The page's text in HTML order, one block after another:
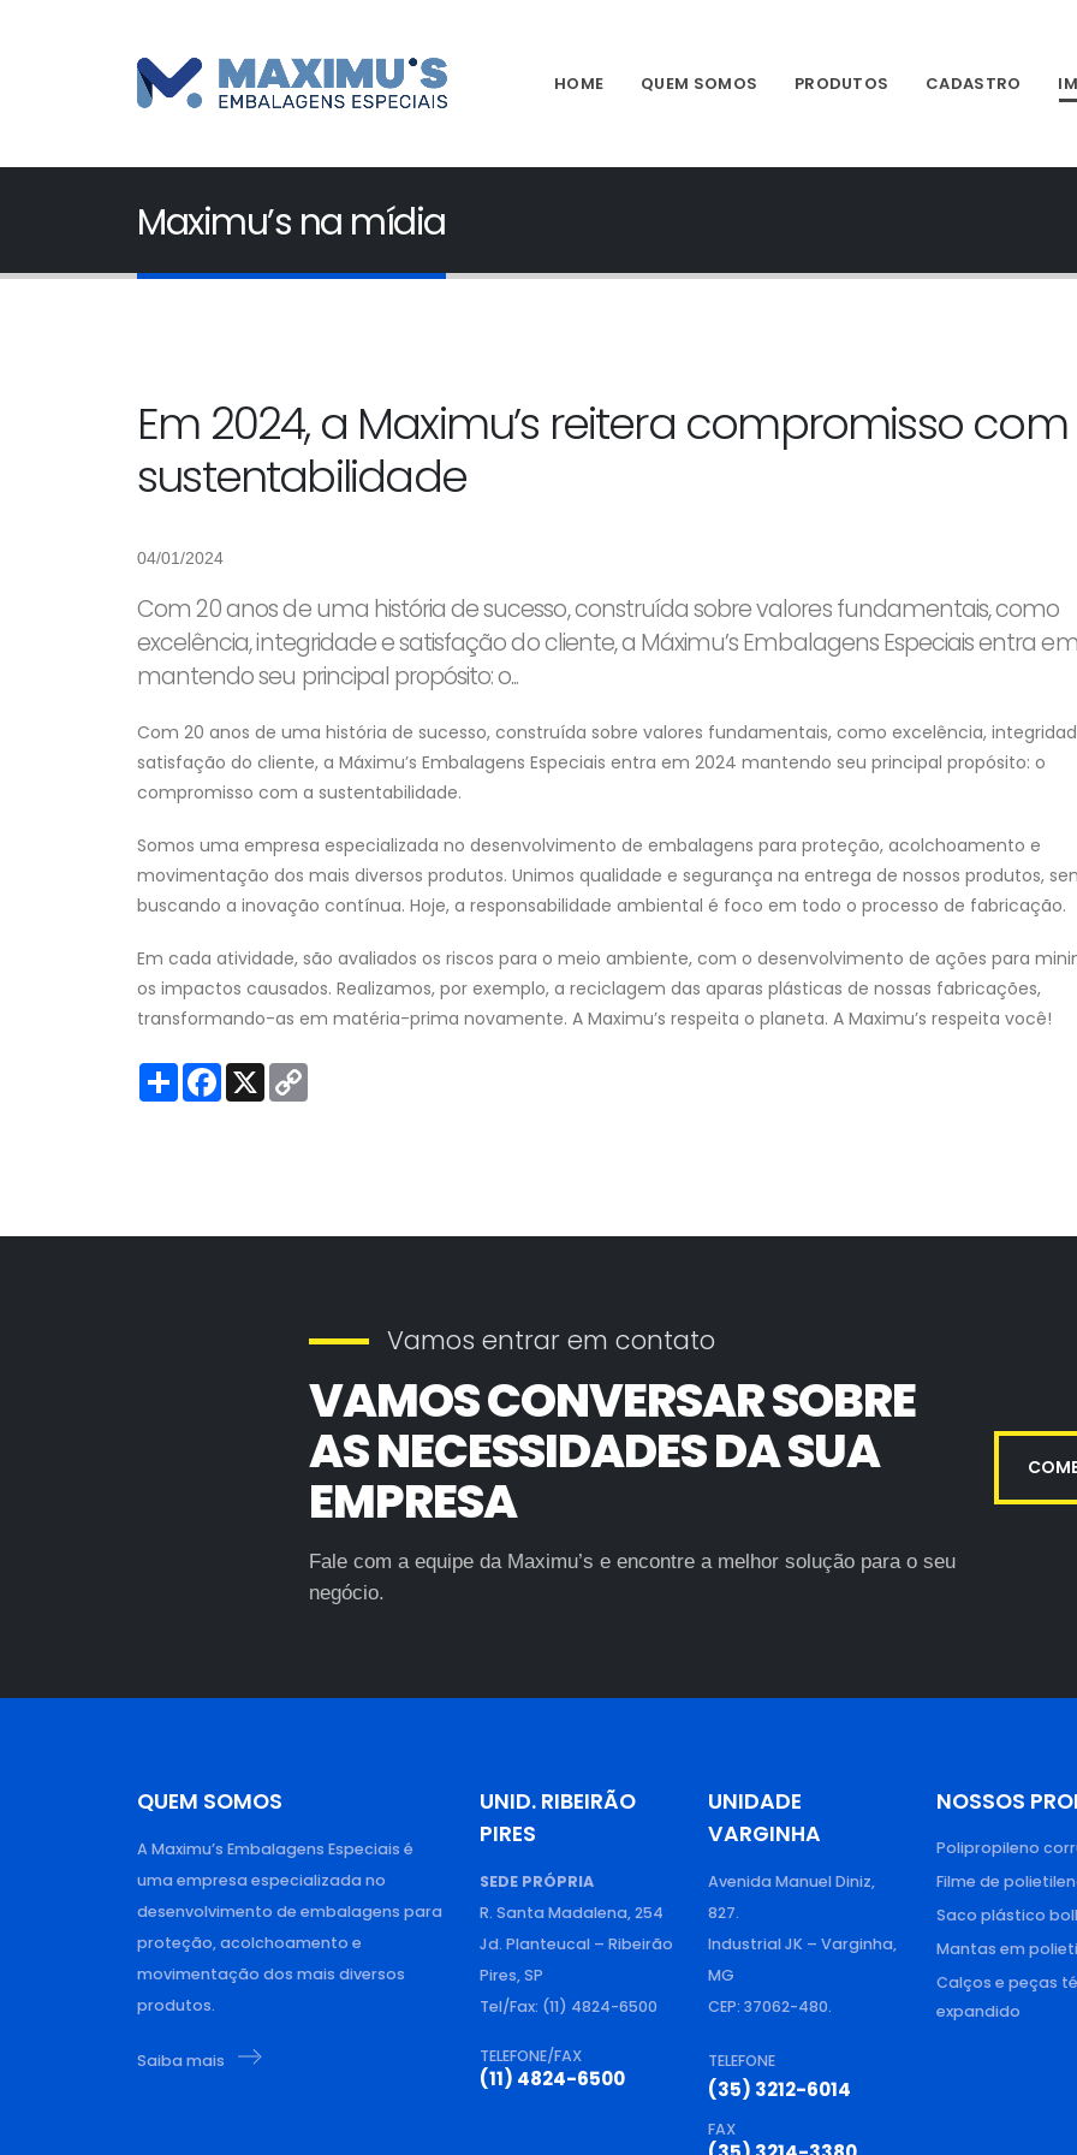
HOME QUEM SOMOS PRODUTOS CADASTRO
Maximu’s na mídia
Em 2024, a Maximu’s reitera compromisso
sustentabilidade
04/01/2024
Com 20 anos de uma história de sucesso, construída sobre valores fundamentais, como
excelência, integridade e satisfação do cliente, a Máximu’s Embalagens Especiais entra
mantendo seu principal propósito: o...
Com 20 anos de uma história de sucesso, construída sobre valores fundamentais, como excelência,
satisfação do cliente, a Máximu’s Embalagens Especiais entra em 2024 mantendo seu principal propósito: o
compromisso com a sustentabilidade.
Somos uma empresa especializada no desenvolvimento de embalagens para proteção, acolchoamento e
movimentação dos mais diversos produtos. Unimos qualidade e segurança na entrega de nossos produtos,
buscando a inovação contínua. Hoje, a responsabilidade ambiental é foco em todo o processo de fabricação.
Em cada atividade, são avaliados os riscos para o meio ambiente, com o desenvolvimento de ações para
os impactos causados. Realizamos, por exemplo, a reciclagem das aparas plásticas de nossas fabricações,
transformando-as em matéria-prima novamente. A Maximu’s respeita o planeta. A Maximu’s respeita você!
S
h
F
a
X
Vamos entrar em contato
VAMOS CONVERSAR SOBRE
AS NECESSIDADES DA SUA
EMPRESA
Fale com a equipe da Maximu’s e encontre a melhor solução para o seu
negócio.
QUEM SOMOS
A Maximu’s Embalagens Especiais é
uma empresa especializada no
desenvolvimento de embalagens para
proteção, acolchoamento e
movimentação dos mais diversos
produtos.
Saiba mais
UNID. RIBEIRÃO
PIRES
SEDE PRÓPRIA
R. Santa Madalena, 254
Jd. Planteucal – Ribeirão
Pires, SP
Tel/Fax: (11) 4824-6500
TELEFONE/FAX
(11) 4824-6500
UNIDADE
VARGINHA
Avenida Manuel Diniz,
827.
Industrial JK – Varginha,
MG
CEP: 37062-480.
TELEFONE
(35) 3212-6014
FAX
NOSSOS
Polipropileno
Filme de
Saco plástico
Mantas em
Calços e peças
expandido